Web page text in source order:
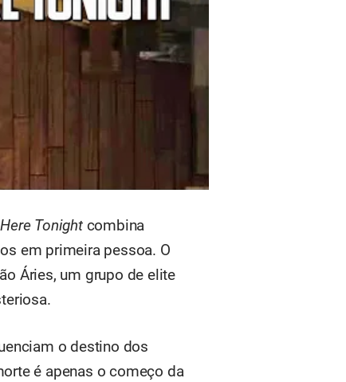
Tonightcombina
em primeira pessoa. O
Áries, um grupo de elite
o destino dos
é apenas o começo da